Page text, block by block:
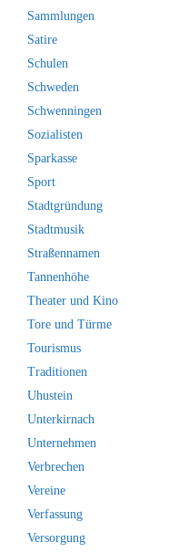
Sammlungen
Satire
Schulen
Schweden
Schwenningen
Sozialisten
Sparkasse
Sport
Stadtgründung
Stadtmusik
Straßennamen
Tannenhöhe
Theater und Kino
Tore und Türme
Tourismus
Traditionen
Uhustein
Unterkirnach
Unternehmen
Verbrechen
Vereine
Verfassung
Versorgung